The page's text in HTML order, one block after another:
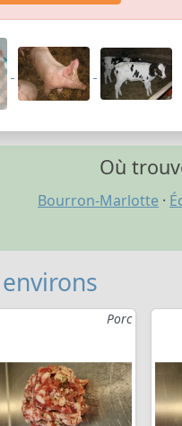
Où
Bourron-Marlotte ·
Porc